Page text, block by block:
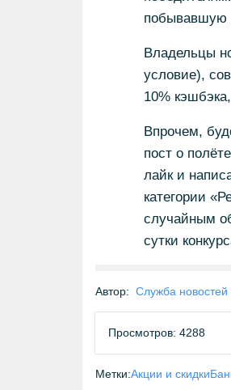
побывавшую
Владельцы
условие),
10%
Впрочем,
пост о
лайк и
категории
случайным
сутки
Автор: Служба новостей
Просмотров: 4288
Метки:Акции и скидки